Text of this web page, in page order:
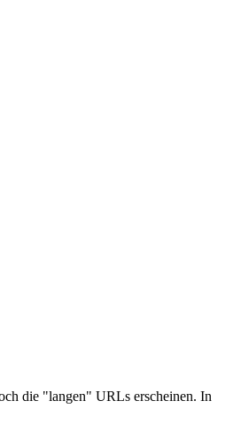
die "langen" URLs erscheinen. In